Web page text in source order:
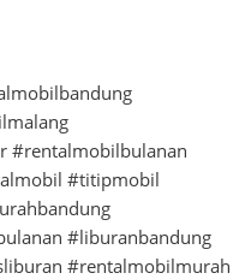
#rentalmobilbulanan
#titipmobil
#liburanbandung
#rentalmobilmurah